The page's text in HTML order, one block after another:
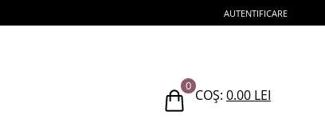
AUTENTIFICARE
0
COȘ: 0.00 LEI